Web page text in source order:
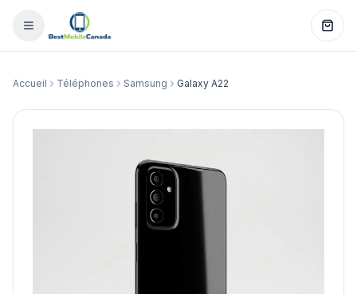
Accueil Téléphones Samsung Galaxy A22